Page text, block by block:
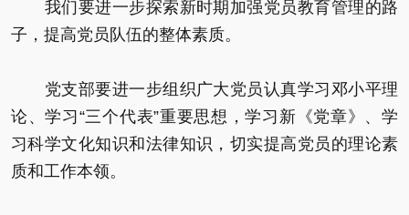
我们要进一步探索新时期加强党员教育管理的路
子，提高党员队伍的整体素质。
党支部要进一步组织广大党员认真学习邓小平理
论、学习“三个代表”重要思想，学习新《党章》、学
习科学文化知识和法律知识，切实提高党员的理论素
质和工作本领。